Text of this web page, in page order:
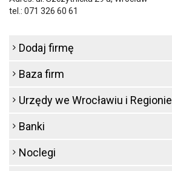
tel.: 071 326 60 61
Dodaj firmę
Baza firm
Urzędy we Wrocławiu i Regionie
Banki
Noclegi